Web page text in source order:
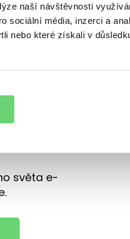
naší návštěvnosti
sociální média, inzerci a
nebo které získali v
světa e-